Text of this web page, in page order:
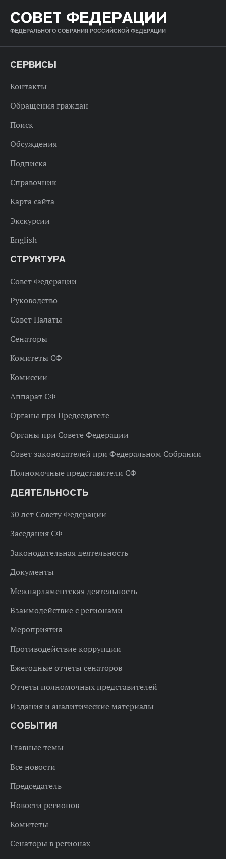
СОВЕТ ФЕДЕРАЦИИ
ФЕДЕРАЛЬНОГО СОБРАНИЯ РОССИЙСКОЙ ФЕДЕРАЦИИ
СЕРВИСЫ
Контакты
Обращения граждан
Поиск
Обсуждения
Подписка
Справочник
Карта сайта
Экскурсии
English
СТРУКТУРА
Совет Федерации
Руководство
Совет Палаты
Сенаторы
Комитеты СФ
Комиссии
Аппарат СФ
Органы при Председателе
Органы при Совете Федерации
Совет законодателей при Федеральном Собрании
Полномочные представители СФ
ДЕЯТЕЛЬНОСТЬ
30 лет Совету Федерации
Заседания СФ
Законодательная деятельность
Документы
Межпарламентская деятельность
Взаимодействие с регионами
Мероприятия
Противодействие коррупции
Ежегодные отчеты сенаторов
Отчеты полномочных представителей
Издания и аналитические материалы
СОБЫТИЯ
Главные темы
Все новости
Председатель
Новости регионов
Комитеты
Сенаторы в регионах